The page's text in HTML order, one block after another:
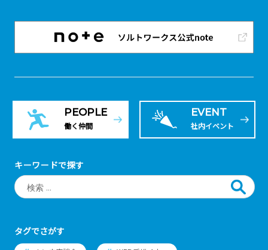
PEOPLE
働く仲間
EVENT
社内イベント
キーワードで探す
タグでさがす